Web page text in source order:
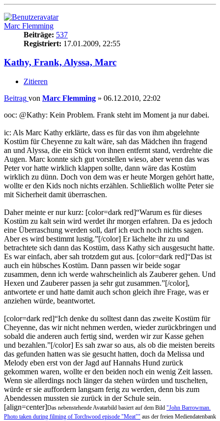
Marc Flemming
Beiträge: 537
Registriert: 17.01.2009, 22:55
Kathy, Frank, Alyssa, Marc
Zitieren
Beitrag von Marc Flemming » 06.12.2010, 22:02
ooc: @Kathy: Kein Problem. Frank steht im Moment ja nur dabei.
ic: Als Marc Kathy erklärte, dass es für das von ihm abgelehnte
Kostüm für Cheyenne zu kalt wäre, sah das Mädchen ihn fragend
an und Alyssa, die ein Stück von ihnen entfernt stand, verdrehte die
Augen. Marc konnte sich gut vorstellen wieso, aber wenn das was
Peter vor hatte wirklich klappen sollte, dann wäre das Kostüm
wirklich zu dünn. Doch von dem was er heute Morgen gehört hatte,
wollte er den Kids noch nichts erzählen. Schließlich wollte Peter sie
mit Sicherheit damit überraschen.
Daher meinte er nur kurz: [color=dark red]“Warum es für dieses
Kostüm zu kalt sein wird werdet ihr morgen erfahren. Da es jedoch
eine Überraschung werden soll, darf ich euch noch nichts sagen.
Aber es wird bestimmt lustig.”[/color] Er lächelte ihr zu und
betrachtete sich dann das Kostüm, dass Kathy sich ausgesucht hatte.
Es war einfach, aber sah trotzdem gut aus. [color=dark red]“Das ist
auch ein hübsches Kostüm. Dann passen wir beide sogar
zusammen, denn ich werde wahrscheinlich als Zauberer gehen. Und
Hexen und Zauberer passen ja sehr gut zusammen.”[/color],
antwortete er und hatte damit auch schon gleich ihre Frage, was er
anziehen würde, beantwortet.
[color=dark red]“Ich denke du solltest dann das zweite Kostüm für
Cheyenne, das wir nicht nehmen werden, wieder zurückbringen und
sobald die anderen auch fertig sind, werden wir zur Kasse gehen
und bezahlen.”[/color] Es sah zwar so aus, als ob die meisten bereits
das gefunden hatten was sie gesucht hatten, doch da Melissa und
Melody eben erst von der Jagd auf Hannahs Hund zurück
gekommen waren, wollte er den beiden noch ein wenig Zeit lassen.
Wenn sie allerdings noch länger da stehen würden und tuschelten,
würde er sie auffordern langsam ferig zu werden, denn bis zum
Abendessen mussten sie zurück in der Schule sein.
[align=center]Das nebenstehende Avatarbild basiert auf dem Bild "John Barrowman.
Photo taken during filming of Torchwood episode "Meat"" aus der freien Mediendatenbank